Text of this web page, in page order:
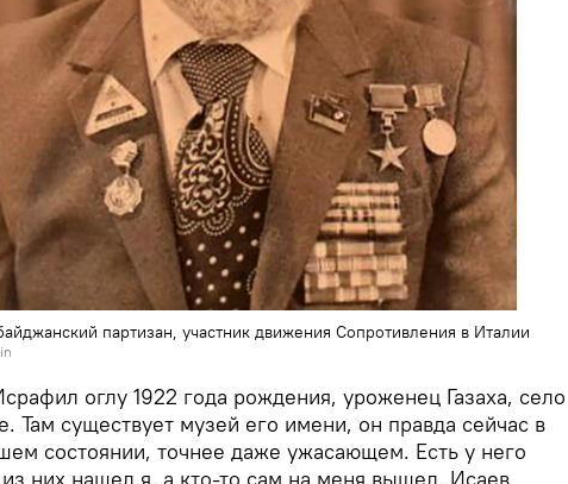
партизан, участник движения Сопротивления в Италии
оглу 1922 года рождения, уроженец Газаха, село
существует музей его имени, он правда сейчас в
состоянии, точнее даже ужасающем. Есть у него